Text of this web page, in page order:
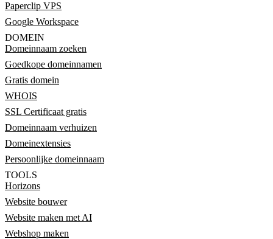
Paperclip VPS
Google Workspace
DOMEIN
Domeinnaam zoeken
Goedkope domeinnamen
Gratis domein
WHOIS
SSL Certificaat gratis
Domeinnaam verhuizen
Domeinextensies
Persoonlijke domeinnaam
TOOLS
Horizons
Website bouwer
Website maken met AI
Webshop maken